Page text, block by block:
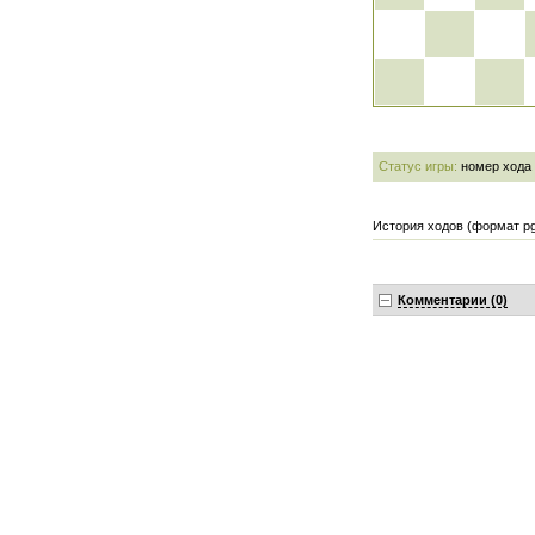
Статус игры: номер хода
История ходов (формат
Комментарии (0)